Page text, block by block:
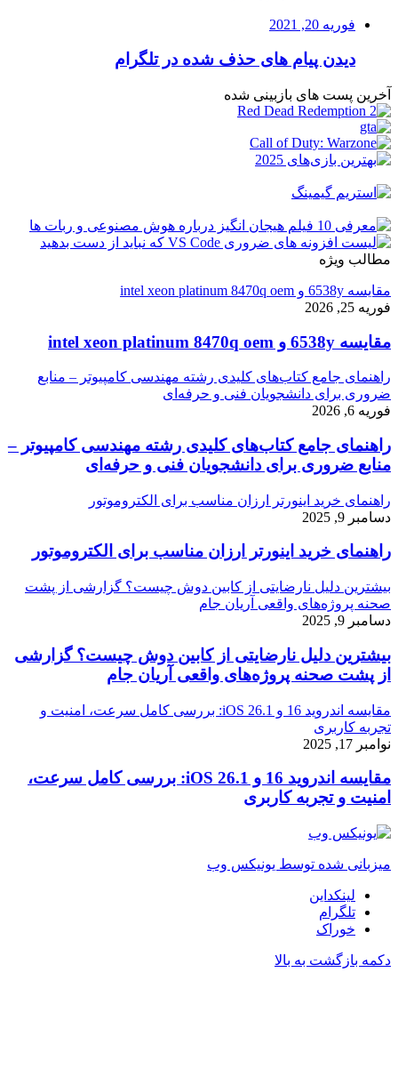
فوریه 20, 2021
دیدن پیام های حذف شده در تلگرام
آخرین پست های بازبینی شده
مطالب ویژه
مقایسه 6538y و intel xeon platinum 8470q oem
فوریه 25, 2026
مقایسه 6538y و intel xeon platinum 8470q oem
راهنمای جامع کتاب‌های کلیدی رشته مهندسی کامپیوتر – منابع
ضروری برای دانشجویان فنی و حرفه‌ای
فوریه 6, 2026
راهنمای جامع کتاب‌های کلیدی رشته مهندسی کامپیوتر –
منابع ضروری برای دانشجویان فنی و حرفه‌ای
راهنمای خرید اینورتر ارزان مناسب برای الکتروموتور
دسامبر 9, 2025
راهنمای خرید اینورتر ارزان مناسب برای الکتروموتور
بیشترین دلیل نارضایتی از کابین دوش چیست؟ گزارشی از پشت
صحنه پروژه‌های واقعی آریان جام
دسامبر 9, 2025
بیشترین دلیل نارضایتی از کابین دوش چیست؟ گزارشی
از پشت صحنه پروژه‌های واقعی آریان جام
مقایسه اندروید 16 و iOS 26.1: بررسی کامل سرعت، امنیت و
تجربه کاربری
نوامبر 17, 2025
مقایسه اندروید 16 و iOS 26.1: بررسی کامل سرعت،
امنیت و تجربه کاربری
میزبانی شده توسط یونیکس وب
لینکداین
تلگرام
خوراک
دکمه بازگشت به بالا